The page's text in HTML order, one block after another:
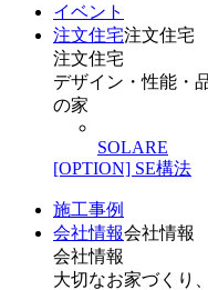
イベント
注文住宅注文住宅
注文住宅
デザイン・性能・
の家
SOLARE
[OPTION] SE構法
施工事例
会社情報会社情報
会社情報
大切なお家づくり